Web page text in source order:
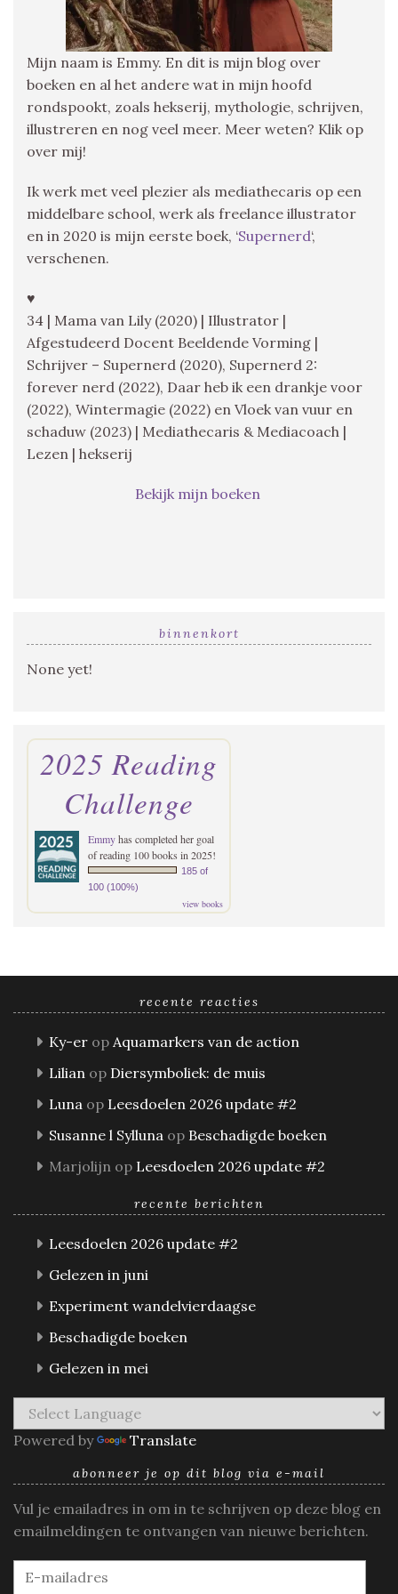
Mijn naam is Emmy. En dit is mijn blog over
boeken en al het andere wat in mijn hoofd
rondspookt, zoals hekserij, mythologie, schrijven,
illustreren en nog veel meer. Meer weten? Klik op
over mij!
Ik werk met veel plezier als mediathecaris op een
middelbare school, werk als freelance illustrator
en in 2020 is mijn eerste boek, ‘Supernerd‘,
verschenen.
♥
34 | Mama van Lily (2020) | Illustrator |
Afgestudeerd Docent Beeldende Vorming |
Schrijver – Supernerd (2020), Supernerd 2:
forever nerd (2022), Daar heb ik een drankje voor
(2022), Wintermagie (2022) en Vloek van vuur en
schaduw (2023) | Mediathecaris & Mediacoach |
Lezen | hekserij
Bekijk mijn boeken
binnenkort
None yet!
2025 Reading
Challenge
Emmyhas completed her goal
of reading 100 books in 2025!
185 of
100 (100%)
view books
recente reacties
Ky-er op Aquamarkers van de action
Lilian op Diersymboliek: de muis
Luna op Leesdoelen 2026 update #2
Susanne l Sylluna op Beschadigde boeken
Marjolijn op Leesdoelen 2026 update #2
recente berichten
Leesdoelen 2026 update #2
Gelezen in juni
Experiment wandelvierdaagse
Beschadigde boeken
Gelezen in mei
Powered by Translate
abonneer je op dit blog via e-mail
Vul je emailadres in om in te schrijven op deze blog en
emailmeldingen te ontvangen van nieuwe berichten.
E-